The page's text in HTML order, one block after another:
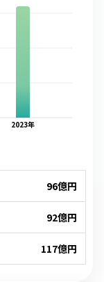
2023年
96億円
92億円
117億円